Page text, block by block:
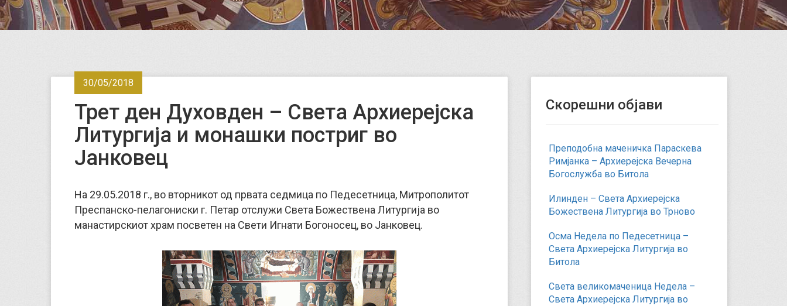
30/05/2018
Трет ден Духовден – Света Архиерејска
Литургија и монашки постриг во
Јанковец
На 29.05.2018 г., во вторникот од првата седмица по Педесетница, Митрополитот
Преспанско-пелагониски г. Петар отслужи Света Божествена Литургија во
манастирскиот храм посветен на Свети Игнати Богоносец, во Јанковец.
Скорешни објави
Преподобна маченичка Параскева
Римјанка – Архиерејска Вечерна
Богослужба во Битола
Илинден – Света Архиерејска
Божествена Литургија во Трново
Осма Недела по Педесетница –
Света Архиерејска Литургија во
Битола
Света великомаченица Недела –
Света Архиерејска Литургија во